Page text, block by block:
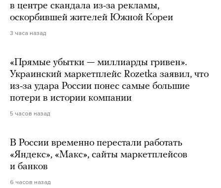
в центре скандала из-за рекламы,
оскорбившей жителей Южной Кореи
3 часа назад
«Прямые убытки — миллиарды гривен».
Украинский маркетплейс Rozetka заявил, что
из-за удара России понес самые большие
потери в истории компании
5 часов назад
В России временно перестали работать
«Яндекс», «Макс», сайты маркетплейсов
и банков
6 часов назад